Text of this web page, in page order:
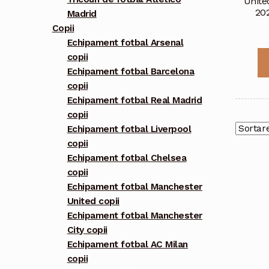
Madrid
Copii
Echipament fotbal Arsenal
copii
Echipament fotbal Barcelona
copii
Echipament fotbal Real Madrid
copii
Echipament fotbal Liverpool
copii
Echipament fotbal Chelsea
copii
Echipament fotbal Manchester
United copii
Echipament fotbal Manchester
City copii
Echipament fotbal AC Milan
copii